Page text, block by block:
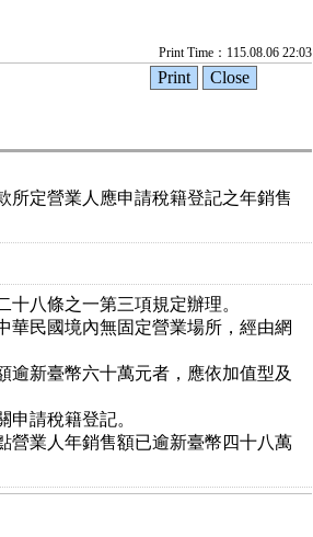
Print Time：115.08.06 22:03
所定營業人應申請稅籍登記之年銷售
八條之一第三項規定辦理。
華民國境內無固定營業場所，經由網
新臺幣六十萬元者，應依加值型及
請稅籍登記。
營業人年銷售額已逾新臺幣四十八萬